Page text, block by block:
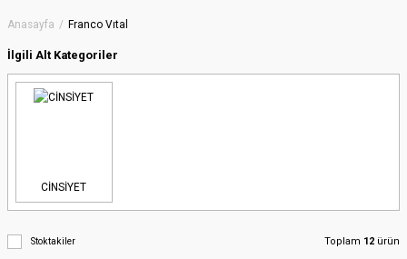
Anasayfa Franco Vıtal
İlgili Alt Kategoriler
CİNSİYET
Stoktakiler Toplam 12 ürün